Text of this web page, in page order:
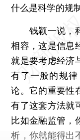
什么是科学的规
钱颖一说，科
相容，这是信息
就是要考虑经济
有了一般的规
论。它的重要性
有了这套方法就
比如金融监管，
析，你就能得出